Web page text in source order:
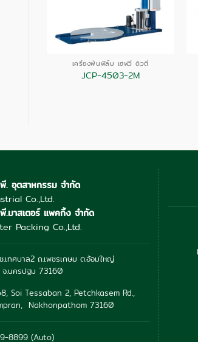
เครื่องพันฟิล์ม เฮฟวี่ ดิวตี้
JCP-4503-2M
. อุตสาหกรรม จำกัด
Co.,Ltd.
.มาสเตอร์ แพคกิ้ง จำกัด
Packing Co.,Ltd.
ทศบาล2 ถ.เพชรเกษม ต.อ้อมใหญ่
.นครปฐม 73160
Soi Tessaban 2, Petchkasem Rd.,
Nakhonpathom 73160
8899 (Auto)